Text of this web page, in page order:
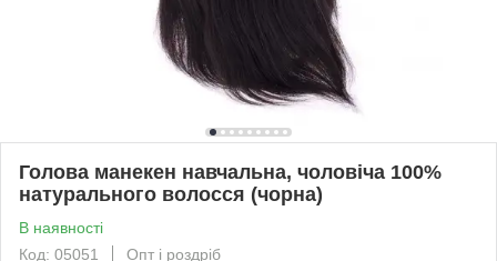
Голова манекен навчальна, чоловіча 100%
натурального волосся (чорна)
В наявності
Код: 05051
Опт і роздріб